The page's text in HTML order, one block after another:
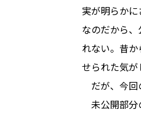
実が明らか
なのだから
れない。昔
せられた気が
だが、今回
未公開部分